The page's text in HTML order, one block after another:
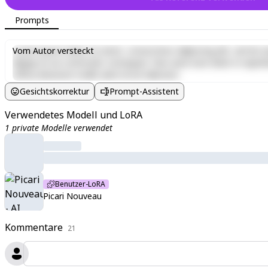
Kommentare 21
Prompts
Lorem ipsum dolor sit amet, consectetur adipiscing elit, sed do
Vom Autor versteckt
Gesichtskorrektur Prompt-Assistent
Verwendetes Modell und LoRA
1 private Modelle verwendet
Benutzer-LoRA
Picari Nouveau